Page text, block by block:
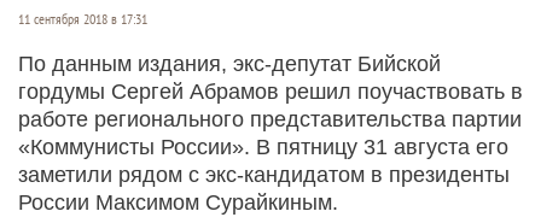
11 сентября 2018 в 17:31
По данным издания, экс-депутат Бийской
гордумы Сергей Абрамов решил поучаствовать в
работе регионального представительства партии
«Коммунисты России». В пятницу 31 августа его
заметили рядом с экс-кандидатом в президенты
России Максимом Сурайкиным.